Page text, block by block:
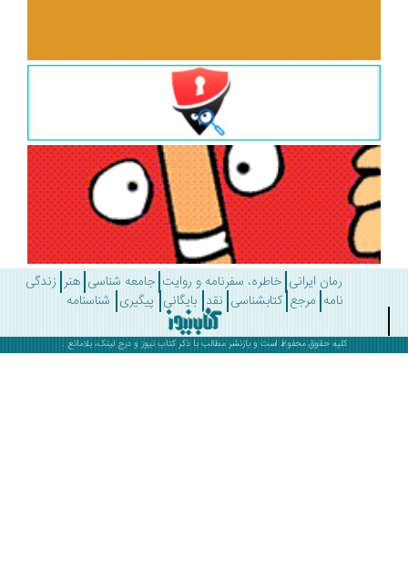
رمان ایرانی خاطره، سفرنامه و روایت جامعه شناسی هنر زندگی
مرجع کتابشناسی نقد بایگانی پیگیری شناسنامه
کلیه حقوق محفوظ است و بازنشر مطالب با ذکرکتاب نیوز و درج لینک، بلامانع .